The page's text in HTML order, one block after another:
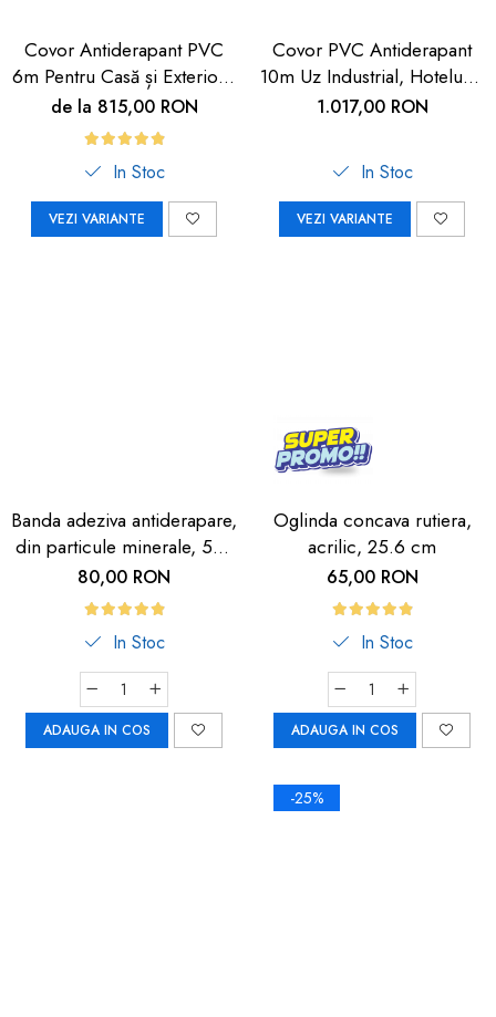
Covor Antiderapant PVC
6m Pentru Casă și Exterior |
Carboysafety
de la 815,00 RON
In Stoc
VEZI VARIANTE
Covor PVC Antiderapant
10m Uz Industrial, Hoteluri |
Carboysafety
1.017,00 RON
In Stoc
VEZI VARIANTE
Banda adeziva antiderapare,
din particule minerale, 5m,
neagra cu dunga
fosforescenta
80,00 RON
In Stoc
ADAUGA IN COS
Oglinda concava rutiera,
acrilic, 25.6 cm
65,00 RON
In Stoc
ADAUGA IN COS
-25%